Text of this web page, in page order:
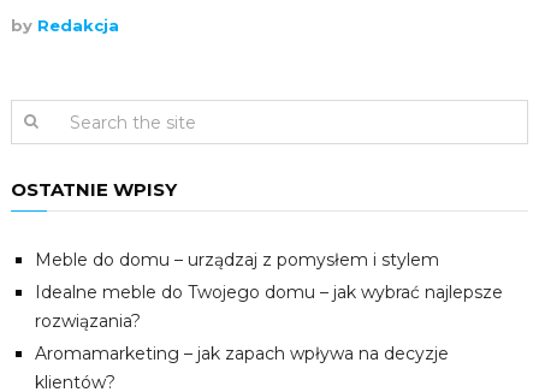
by Redakcja
OSTATNIE WPISY
Meble do domu – urządzaj z pomysłem i stylem
Idealne meble do Twojego domu – jak wybrać najlepsze
rozwiązania?
Aromamarketing – jak zapach wpływa na decyzje
klientów?